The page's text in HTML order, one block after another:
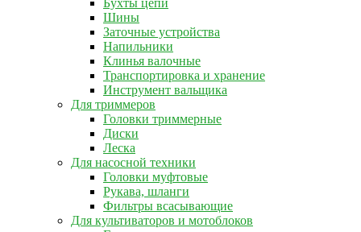
Бухты цепи
Шины
Заточные устройства
Напильники
Клинья валочные
Транспортировка и хранение
Инструмент вальщика
Для триммеров
Головки триммерные
Диски
Леска
Для насосной техники
Головки муфтовые
Рукава, шланги
Фильтры всасывающие
Для культиваторов и мотоблоков